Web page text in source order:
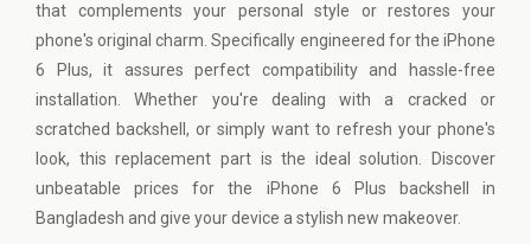
that complements your personal style or restores your
phone's original charm. Specifically engineered for the iPhone
6 Plus, it assures perfect compatibility and hassle-free
installation. Whether you're dealing with a cracked or
scratched backshell, or simply want to refresh your phone's
look, this replacement part is the ideal solution. Discover
unbeatable prices for the iPhone 6 Plus backshell in
Bangladesh and give your device a stylish new makeover.